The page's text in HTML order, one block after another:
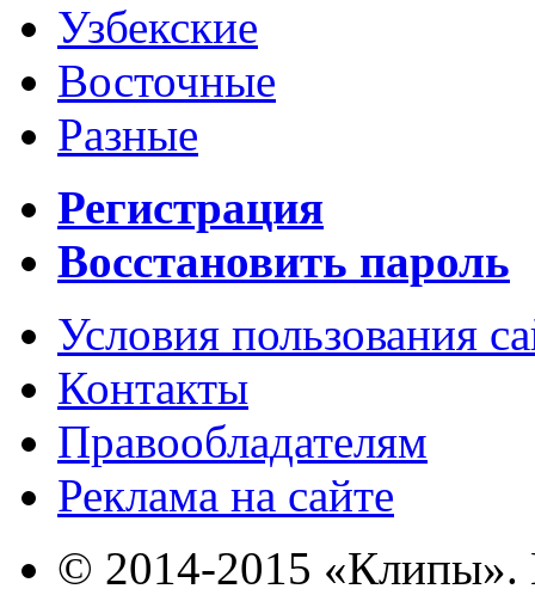
Узбекские
Восточные
Разные
Регистрация
Восстановить пароль
Условия пользования
Контакты
Правообладателям
Реклама на сайте
© 2014-2015 «Клипы».